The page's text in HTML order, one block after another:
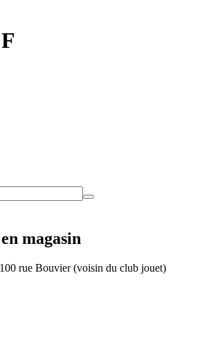
magasin
rue Bouvier (voisin du club jouet)